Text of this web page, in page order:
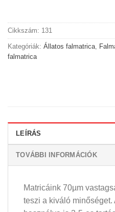
Cikkszám: 131
Kategóriák: Állatos falmatrica
falmatrica
LEÍRÁS
TOVÁBBI INFORMÁCIÓK
Matricáink 70µm
teszi a kiváló minőséget.